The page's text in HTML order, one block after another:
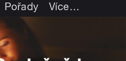
Pořady Více…